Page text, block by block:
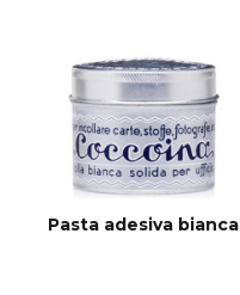
Pasta adesiva bianca